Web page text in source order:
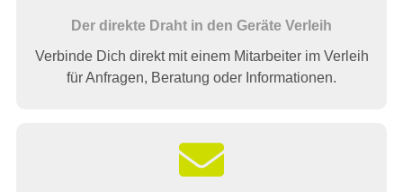
Der direkte Draht in den Geräte Verleih
Verbinde Dich direkt mit einem Mitarbeiter im Verleih
für Anfragen, Beratung oder Informationen.